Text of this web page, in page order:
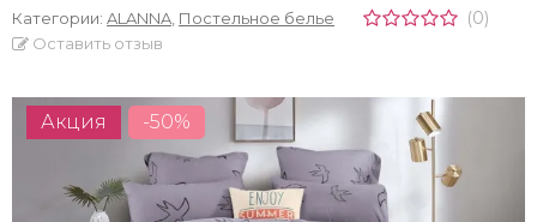
Категории: ALANNA Постельное белье (0)
Оставить отзыв
Акция -50%